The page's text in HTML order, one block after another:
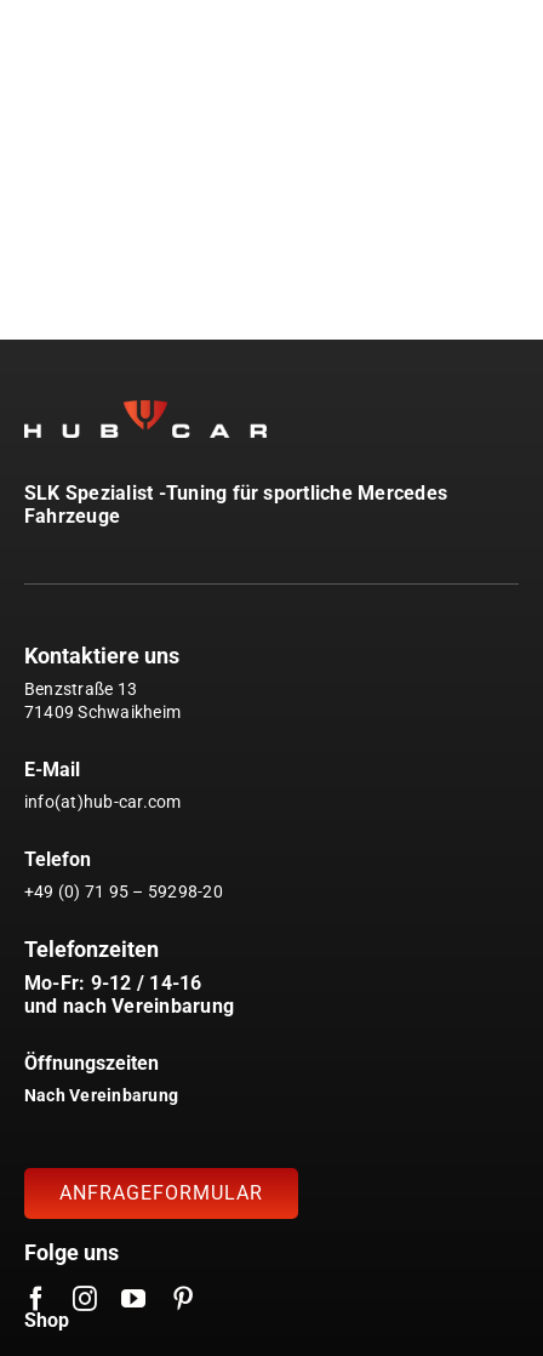
SLK Spezialist -Tuning für sportliche Mercedes
Fahrzeuge
Kontaktiere uns
Benzstraße 13
71409 Schwaikheim
E-Mail
info(at)hub-car.com
Telefon
+49 (0) 71 95 – 59298-20
Telefonzeiten
Mo-Fr: 9-12 / 14-16
und nach Vereinbarung
Öffnungszeiten
Nach Vereinbarung
ANFRAGEFORMULAR
Folge uns
Shop